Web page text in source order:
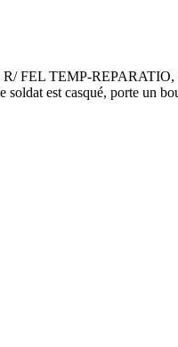
FEL TEMP-REPARATIO,
est casqué, porte un